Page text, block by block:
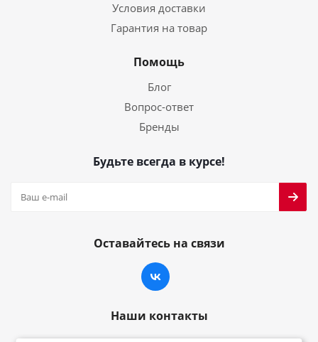
Условия доставки
Гарантия на товар
Помощь
Блог
Вопрос-ответ
Бренды
Будьте всегда в курсе!
Оставайтесь на связи
Наши контакты